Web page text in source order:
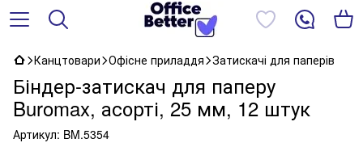
Канцтовари Офісне приладдя Затискачі для паперів
Біндер-затискач для паперу
Buromax, асорті, 25 мм, 12 штук
Артикул: BM.5354